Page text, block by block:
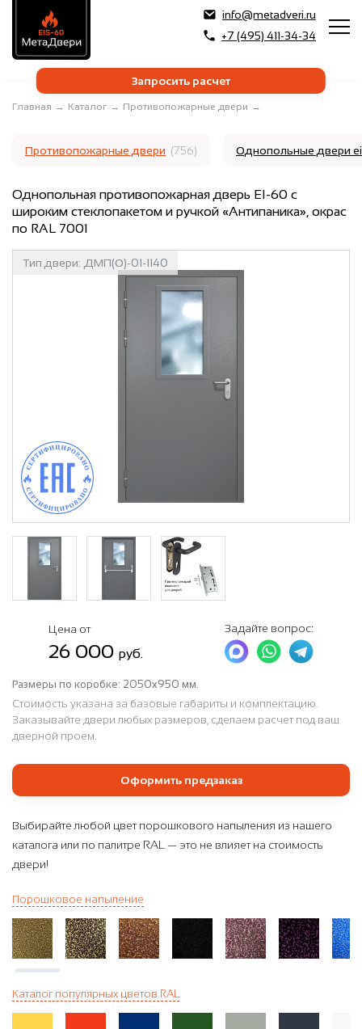
info@metadveri.ru
+7 (495) 411-34-34
Запросить расчет
Главная → Каталог → Противопожарные двери →
Противопожарные двери (756) Однопольные двери
Однопольная противопожарная дверь EI-60 с
широким стеклопакетом и ручкой «Антипаника», окрас
по RAL 7001
Тип двери: ДМП(О)-01-1140
Цена от
26 000 руб.
Задайте вопрос:
Размеры по коробке: 2050x950 мм.
Стоимость указана за базовые габариты и комплектацию.
Заказывайте двери любых размеров, сделаем расчет под ваш
дверной проем.
Оформить предзаказ
Выбирайте любой цвет порошкового напыления из нашего
каталога или по палитре RAL — это не влияет на стоимость
двери!
Порошковое напыление
Каталог популярных цветов RAL